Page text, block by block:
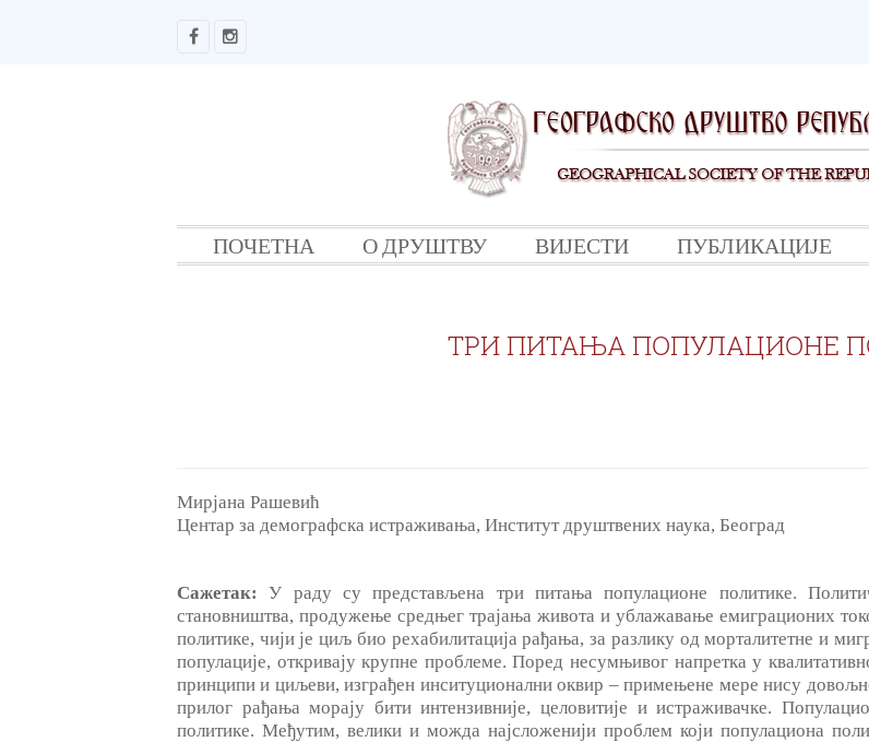
ПОЧЕТНА О ДРУШТВУ ВИЈЕСТИ ПУБЛИКАЦИЈЕ
ТРИ ПИТАЊА ПОПУЛАЦИОНЕ
Мирјана Рашевић
Центар за демографска истраживања, Институт друштвених наука, Београд
Сажетак:
У раду су представљена три питања популационе политике.
становништва, продужење средњег трајања живота и ублажавање емиграционих
политике, чији је циљ био рехабилитација рађања, за разлику од морталитетне и
популације, откривају крупне проблеме. Поред несумњивог напретка у
принципи и циљеви, изграђен инситуционални оквир ‒ примењене мере нису
прилог рађања морају бити интензивније, целовитије и истраживачке.
политике. Међутим, велики и можда најсложенији проблем који популациона